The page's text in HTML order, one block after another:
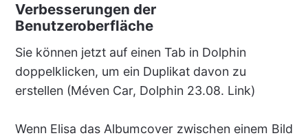
Verbesserungen der
Benutzeroberfläche
Sie können jetzt auf einen Tab in Dolphin
doppelklicken, um ein Duplikat davon zu
erstellen (Méven Car, Dolphin 23.08. Link)
Wenn Elisa das Albumcover zwischen einem Bild